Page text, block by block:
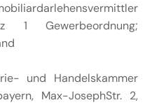
Gewerbeordnung;
und Handelskammer
Max-JosephStr. 2,